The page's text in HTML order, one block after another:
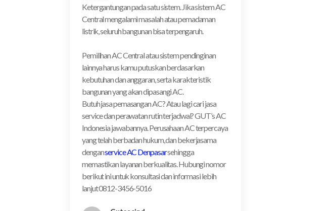
Ketergantungan pada satu sistem. Jika sistem AC
Central mengalami masalah atau pemadaman
listrik, seluruh bangunan bisa terpengaruh.
Pemilihan AC Central atau sistem pendinginan
lainnya harus kamu putuskan berdasarkan
kebutuhan dan anggaran, serta karakteristik
bangunan yang akan dipasangi AC.
Butuh jasa pemasangan AC? Atau lagi cari jasa
service dan perawatan rutin terjadwal? GUT’s AC
Indonesia jawabannya. Perusahaan AC terpercaya
yang telah berbadan hukum, dan bekerjasama
denganservice AC Denpasarsehingga
memastikan layanan berkualitas. Hubungi nomor
berikut ini untuk konsultasi dan informasi lebih
lanjut 0812-3456-5016